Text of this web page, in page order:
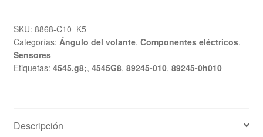
SKU: 8868-C10_K5
Categorías: Ángulo del volante, Componentes eléctricos,
Sensores
Etiquetas: 4545.g8;, 4545G8, 89245-010, 89245-0h010
Descripción